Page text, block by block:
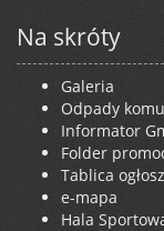
Na skróty
Galeria
Odpady
Informator
Folder
Tablica
e-mapa
Hala